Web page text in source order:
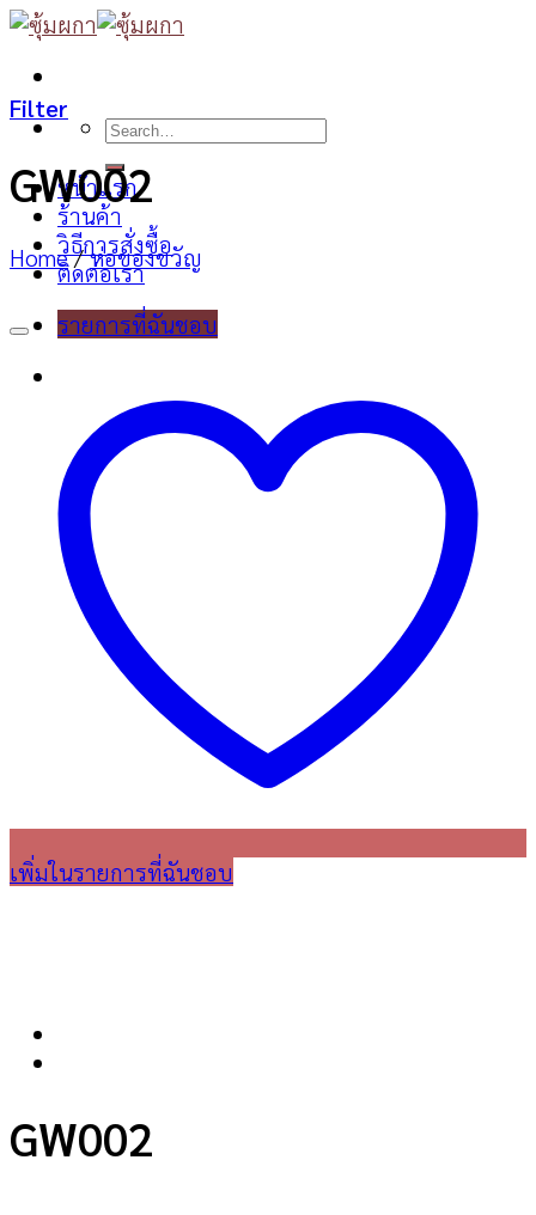
Skip
content
Search
หน้าแรก
ร้านค้า
วิธีการสั่งซื้อ
ติดต่อเรา
รายการที่ฉันชอบ
Filter
GW002
Home / ห่อของขวัญ
เพิ่มในรายการที่ฉันชอบ
GW002